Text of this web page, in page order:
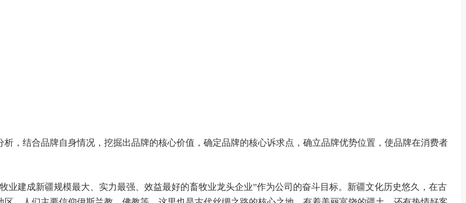
，结合品牌自身情况，挖掘出品牌的核心价值，确定品牌的核心诉求点，确立品牌优势位置，使品牌在消费者
业建成新疆规模最大、实力最强、效益最好的畜牧业龙头企业”作为公司的奋斗目标。 新疆文化历史悠久，在古